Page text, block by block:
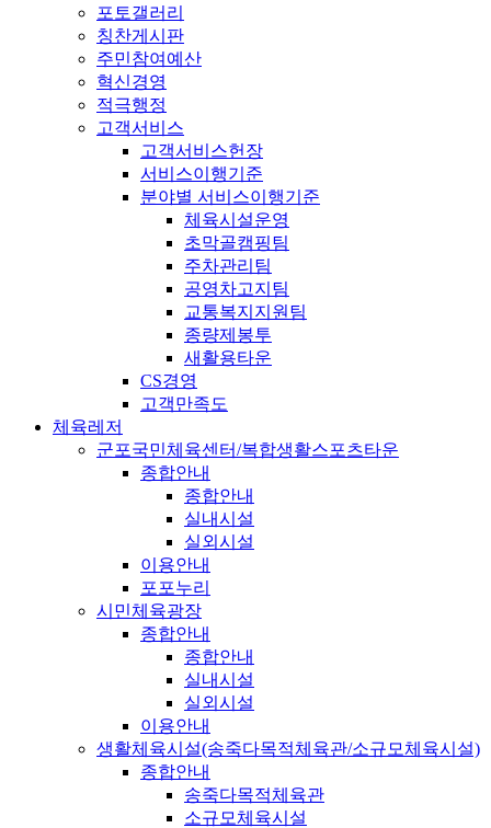
포토갤러리
칭찬게시판
주민참여예산
혁신경영
적극행정
고객서비스
고객서비스헌장
서비스이행기준
분야별 서비스이행기준
체육시설운영
초막골캠핑팀
주차관리팀
공영차고지팀
교통복지지원팀
종량제봉투
새활용타운
CS경영
고객만족도
체육레저
군포국민체육센터/복합생활스포츠타운
종합안내
종합안내
실내시설
실외시설
이용안내
포포누리
시민체육광장
종합안내
종합안내
실내시설
실외시설
이용안내
생활체육시설(송죽다목적체육관/소규모체육시설)
종합안내
송죽다목적체육관
소규모체육시설